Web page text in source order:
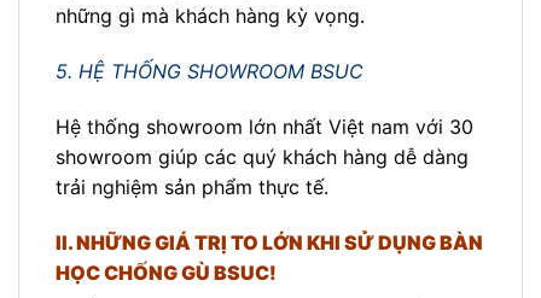
những gì mà khách hàng kỳ vọng.
5. HỆ THỐNG SHOWROOM BSUC
Hệ thống showroom lớn nhất Việt nam với 30
showroom giúp các quý khách hàng dễ dàng
trải nghiệm sản phẩm thực tế.
II. NHỮNG GIÁ TRỊ TO LỚN KHI SỬ DỤNG BÀN
HỌC CHỐNG GÙ BSUC!